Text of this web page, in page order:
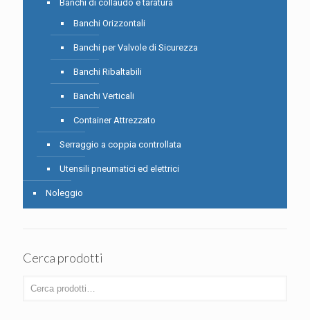
Banchi di collaudo e taratura
Banchi Orizzontali
Banchi per Valvole di Sicurezza
Banchi Ribaltabili
Banchi Verticali
Container Attrezzato
Serraggio a coppia controllata
Utensili pneumatici ed elettrici
Noleggio
Cerca prodotti